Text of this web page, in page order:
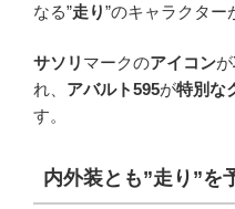
なる”走り”のキャラクター
サソリ マークのアイコンが
れ、 アバルト595が特別な
す。
内外装とも”走り”を